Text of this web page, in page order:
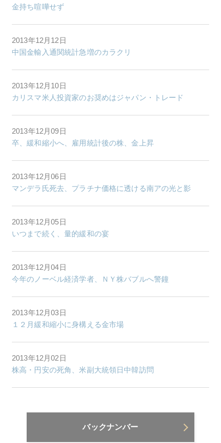
金持ち喧嘩せず
2013年12月12日
中国金輸入通関統計急増のカラクリ
2013年12月10日
カリスマ米人投資家のお奨めはジャパン・トレード
2013年12月09日
卒、緩和縮小へ、雇用統計後の株、金上昇
2013年12月06日
マンデラ氏死去、プラチナ価格に透ける南アの光と影
2013年12月05日
いつまで続く、量的緩和の宴
2013年12月04日
今年のノーベル経済学者、ＮＹ株バブルへ警鐘
2013年12月03日
１２月緩和縮小に身構える金市場
2013年12月02日
株高・円安の死角、米副大統領日中韓訪問
バックナンバー